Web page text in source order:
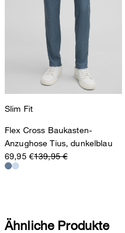
Slim Fit
Flex Cross Baukasten-
Anzughose Tius, dunkelblau
69,95 €139,95 €
Ähnliche Produkte